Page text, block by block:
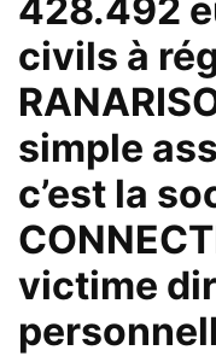
428.492
civils à
simple
c’est la
victime